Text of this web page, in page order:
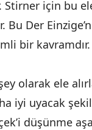
Stirner için bu
Der
bir kavramdır.
olarak ele
iyi uyacak
düşünme